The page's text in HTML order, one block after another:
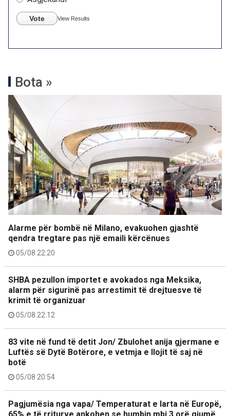
Vote View Results
Bota »
Alarme për bombë në Milano, evakuohen gjashtë
qendra tregtare pas një emaili kërcënues
05/08 22:20
SHBA pezullon importet e avokados nga Meksika,
alarm për sigurinë pas arrestimit të drejtuesve të
krimit të organizuar
05/08 22:12
83 vite në fund të detit Jon/ Zbulohet anija gjermane e
Luftës së Dytë Botërore, e vetmja e llojit të saj në
botë
05/08 20:54
Pagjumësia nga vapa/ Temperaturat e larta në Europë,
65% e të rriturve ankohen se humbin mbi 3 orë gjumë